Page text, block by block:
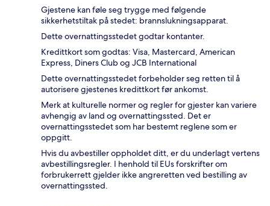
Gjestene kan føle seg trygge med følgende
sikkerhetstiltak på stedet: brannslukningsapparat.
Dette overnattingsstedet godtar kontanter.
Kredittkort som godtas: Visa, Mastercard, American
Express, Diners Club og JCB International
Dette overnattingsstedet forbeholder seg retten til å
autorisere gjestenes kredittkort før ankomst.
Merk at kulturelle normer og regler for gjester kan variere
avhengig av land og overnattingssted. Det er
overnattingsstedet som har bestemt reglene som er
oppgitt.
Hvis du avbestiller oppholdet ditt, er du underlagt vertens
avbestillingsregler. I henhold til EUs forskrifter om
forbrukerrett gjelder ikke angreretten ved bestilling av
overnattingssted.